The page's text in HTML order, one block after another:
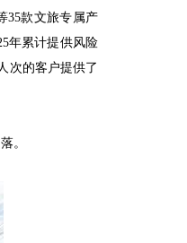
35款文旅专属产
年累计提供风险
次的客户提供了
。